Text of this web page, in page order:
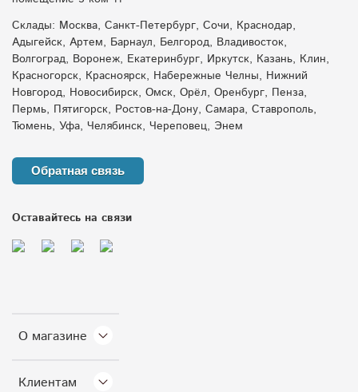
О магазине
Клиентам
Склады: Москва, Санкт-Петербург, Сочи, Краснодар,
Адыгейск, Артем, Барнаул, Белгород, Владивосток,
Волгоград, Воронеж, Екатеринбург, Иркутск, Казань, Клин,
Красногорск, Красноярск, Набережные Челны, Нижний
Новгород, Новосибирск, Омск, Орёл, Оренбург, Пенза,
Пермь, Пятигорск, Ростов-на-Дону, Самара, Ставрополь,
Тюмень, Уфа, Челябинск, Череповец, Энем
Обратная связь
Оставайтесь на связи